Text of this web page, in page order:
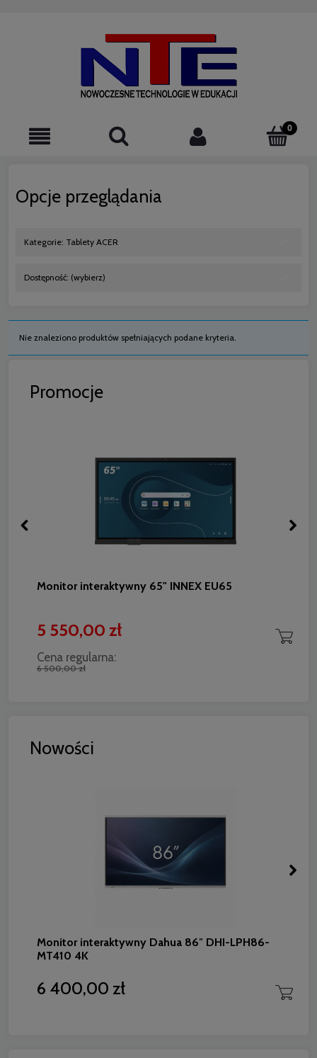
Opcje przeglądania
Kategorie: Tablety ACER
Dostępność: (wybierz)
Nie znaleziono produktów spełniających podane kryteria.
Promocje
Monitor interaktywny 65" INNEX EU65
5 550,00 zł
Cena regularna:
6 500,00 zł
Nowości
Monitor interaktywny Dahua 86″ DHI-LPH86-
MT410 4K
6 400,00 zł